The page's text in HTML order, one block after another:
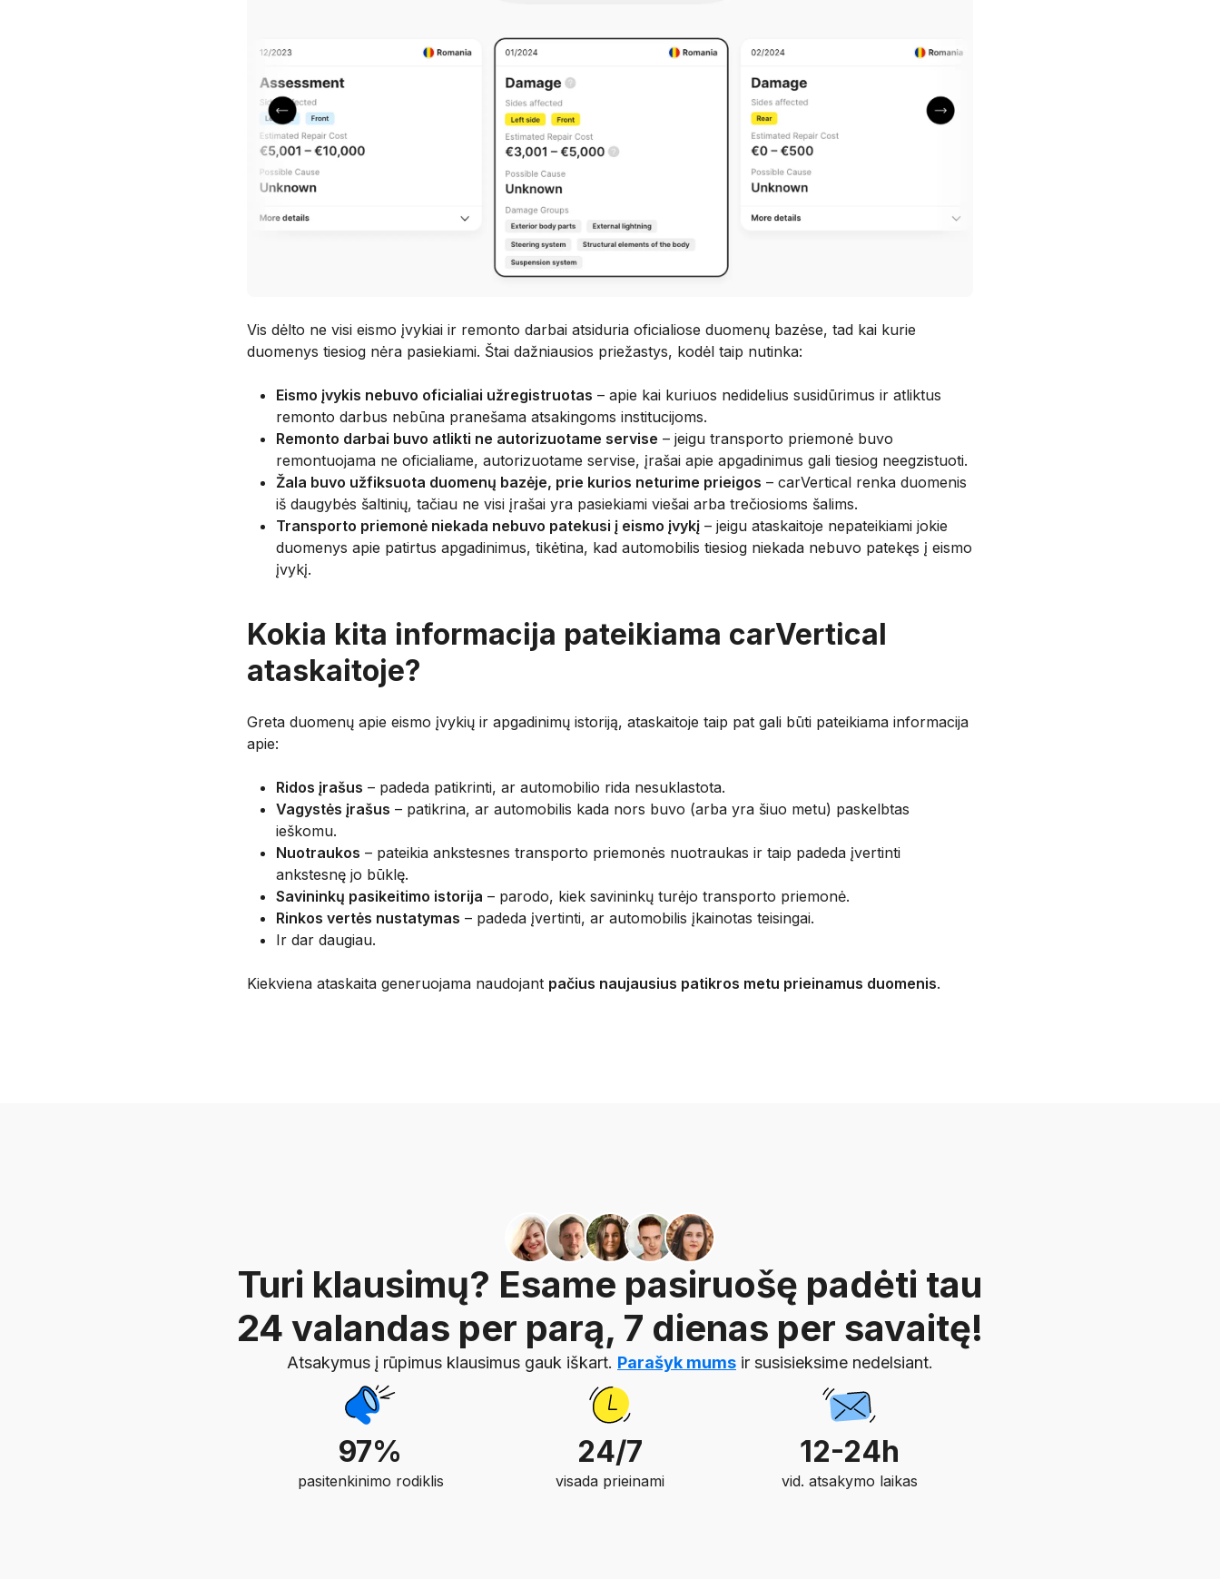
Vis dėlto ne visi eismo įvykiai ir remonto darbai atsiduria oficialiose duomenų bazėse, tad kai kurie
duomenys tiesiog nėra pasiekiami. Štai dažniausios priežastys, kodėl taip nutinka:
Eismo įvykis nebuvo oficialiai užregistruotas – apie kai kuriuos nedidelius susidūrimus ir atliktus
remonto darbus nebūna pranešama atsakingoms institucijoms.
Remonto darbai buvo atlikti ne autorizuotame servise – jeigu transporto priemonė buvo
remontuojama ne oficialiame, autorizuotame servise, įrašai apie apgadinimus gali tiesiog neegzistuoti.
Žala buvo užfiksuota duomenų bazėje, prie kurios neturime prieigos – carVertical renka duomenis
iš daugybės šaltinių, tačiau ne visi įrašai yra pasiekiami viešai arba trečiosioms šalims.
Transporto priemonė niekada nebuvo patekusi į eismo įvykį – jeigu ataskaitoje nepateikiami jokie
duomenys apie patirtus apgadinimus, tikėtina, kad automobilis tiesiog niekada nebuvo patekęs į eismo
įvykį.
Kokia kita informacija pateikiama carVertical
ataskaitoje?
Greta duomenų apie eismo įvykių ir apgadinimų istoriją, ataskaitoje taip pat gali būti pateikiama informacija
apie:
Ridos įrašus – padeda patikrinti, ar automobilio rida nesuklastota.
Vagystės įrašus – patikrina, ar automobilis kada nors buvo (arba yra šiuo metu) paskelbtas
ieškomu.
Nuotraukos – pateikia ankstesnes transporto priemonės nuotraukas ir taip padeda įvertinti
ankstesnę jo būklę.
Savininkų pasikeitimo istorija – parodo, kiek savininkų turėjo transporto priemonė.
Rinkos vertės nustatymas – padeda įvertinti, ar automobilis įkainotas teisingai.
Ir dar daugiau.
Kiekviena ataskaita generuojama naudojant pačius naujausius patikros metu prieinamus duomenis.
Turi klausimų? Esame pasiruošę padėti tau
24 valandas per parą, 7 dienas per savaitę!
Atsakymus į rūpimus klausimus gauk iškart. Parašyk mums ir susisieksime nedelsiant.
97%
pasitenkinimo rodiklis
24/7
visada prieinami
12-24h
vid. atsakymo laikas